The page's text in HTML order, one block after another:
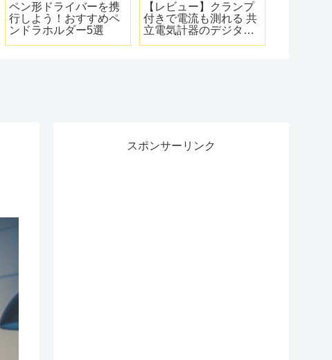
ついに登場！電ドラボ
ールの正統進化版 ベッ
セルの電ドラボールⅡ
【レビュー】おすすめ
検電器！共立電気計器
のKEW5711
スポンサーリンク